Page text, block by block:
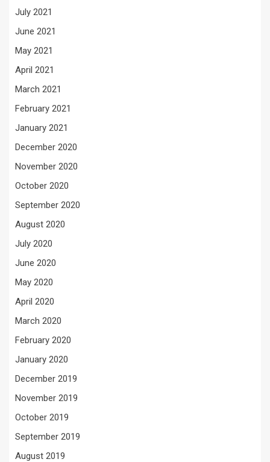
July 2021
June 2021
May 2021
April 2021
March 2021
February 2021
January 2021
December 2020
November 2020
October 2020
September 2020
August 2020
July 2020
June 2020
May 2020
April 2020
March 2020
February 2020
January 2020
December 2019
November 2019
October 2019
September 2019
August 2019